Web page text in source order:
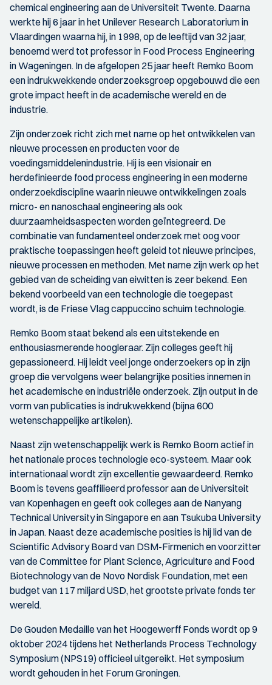
chemical engineering aan de Universiteit Twente. Daarna
werkte hij 6 jaar in het Unilever Research Laboratorium in
Vlaardingen waarna hij, in 1998, op de leeftijd van 32 jaar,
benoemd werd tot professor in Food Process Engineering
in Wageningen. In de afgelopen 25 jaar heeft Remko Boom
een indrukwekkende onderzoeksgroep opgebouwd die een
grote impact heeft in de academische wereld en de
industrie.
Zijn onderzoek richt zich met name op het ontwikkelen van
nieuwe processen en producten voor de
voedingsmiddelenindustrie. Hij is een visionair en
herdefinieerde food process engineering in een moderne
onderzoekdiscipline waarin nieuwe ontwikkelingen zoals
micro- en nanoschaal engineering als ook
duurzaamheidsaspecten worden geïntegreerd. De
combinatie van fundamenteel onderzoek met oog voor
praktische toepassingen heeft geleid tot nieuwe principes,
nieuwe processen en methoden. Met name zijn werk op het
gebied van de scheiding van eiwitten is zeer bekend. Een
bekend voorbeeld van een technologie die toegepast
wordt, is de Friese Vlag cappuccino schuim technologie.
Remko Boom staat bekend als een uitstekende en
enthousiasmerende hoogleraar. Zijn colleges geeft hij
gepassioneerd. Hij leidt veel jonge onderzoekers op in zijn
groep die vervolgens weer belangrijke posities innemen in
het academische en industriële onderzoek. Zijn output in de
vorm van publicaties is indrukwekkend (bijna 600
wetenschappelijke artikelen).
Naast zijn wetenschappelijk werk is Remko Boom actief in
het nationale proces technologie eco-systeem. Maar ook
internationaal wordt zijn excellentie gewaardeerd. Remko
Boom is tevens geaffilieerd professor aan de Universiteit
van Kopenhagen en geeft ook colleges aan de Nanyang
Technical University in Singapore en aan Tsukuba University
in Japan. Naast deze academische posities is hij lid van de
Scientific Advisory Board van DSM-Firmenich en voorzitter
van de Committee for Plant Science, Agriculture and Food
Biotechnology van de Novo Nordisk Foundation, met een
budget van 117 miljard USD, het grootste private fonds ter
wereld.
De Gouden Medaille van het Hoogewerff Fonds wordt op 9
oktober 2024 tijdens het Netherlands Process Technology
Symposium (NPS19) officieel uitgereikt. Het symposium
wordt gehouden in het Forum Groningen.